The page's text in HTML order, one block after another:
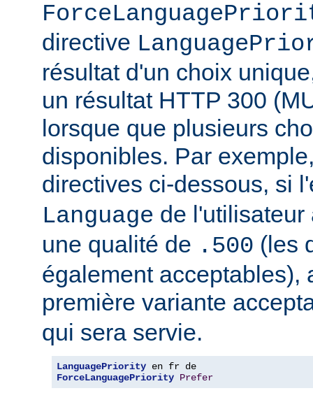
directive
résultat d'un choix
un résultat HTTP 300
lorsque que plusieurs
disponibles. Par
directives ci-dessous, si
Language de
une qualité de .500 (les
également acceptables),
première variante
qui sera servie.
LanguagePriority
ForceLanguagePriority Prefer